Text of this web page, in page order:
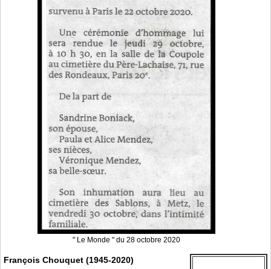
" Le Monde " du 28 octobre 2020
François Chouquet (1945-2020)